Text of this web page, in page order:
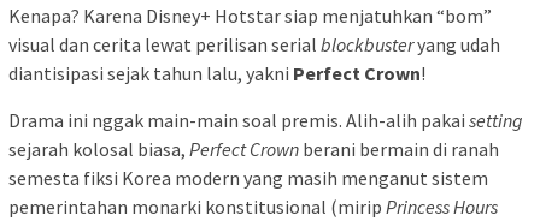
Kenapa? Karena Disney+ Hotstar siap menjatuhkan “bom”
visual dan cerita lewat perilisan serial blockbusteryang udah
diantisipasi sejak tahun lalu, yakni Perfect Crown!
Drama ini nggak main-main soal premis. Alih-alih pakai setting
sejarah kolosal biasa, Perfect Crown berani bermain di ranah
semesta fiksi Korea modern yang masih menganut sistem
pemerintahan monarki konstitusional (mirip Princess Hours